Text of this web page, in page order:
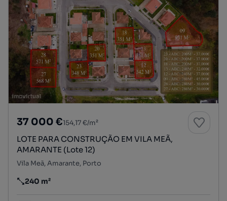
37 000 €154,17 €/m²
LOTE PARA CONSTRUÇÃO EM VILA MEÃ,
AMARANTE (Lote 12)
Vila Meã, Amarante, Porto
Preço por metro quadrado
240 m²